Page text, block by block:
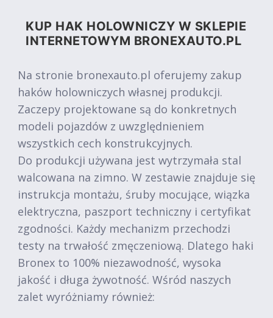
KUP HAK HOLOWNICZY W SKLEPIE
INTERNETOWYM BRONEXAUTO.PL
Na stronie bronexauto.pl oferujemy zakup
haków holowniczych własnej produkcji.
Zaczepy projektowane są do konkretnych
modeli pojazdów z uwzględnieniem
wszystkich cech konstrukcyjnych.
Do produkcji używana jest wytrzymała stal
walcowana na zimno. W zestawie znajduje się
instrukcja montażu, śruby mocujące, wiązka
elektryczna, paszport techniczny i certyfikat
zgodności. Każdy mechanizm przechodzi
testy na trwałość zmęczeniową. Dlatego haki
Bronex to 100% niezawodność, wysoka
jakość i długa żywotność. Wśród naszych
zalet wyróżniamy również: